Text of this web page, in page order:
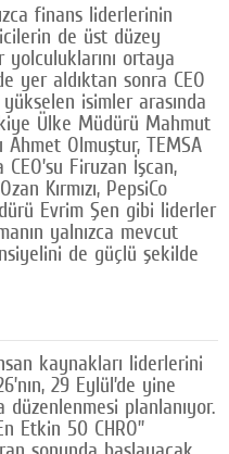
finans liderlerinin
de üst düzey
ortaya
yer aldıktan sonra CEO
isimler arasında
Ülke Müdürü Mahmut
Ahmet Olmuştur, TEMSA
CEO’su Firuzan İşcan,
Kırmızı, PepsiCo
Evrim Şen gibi liderler
yalnızca mevcut
de güçlü şekilde
kaynakları liderlerini
29 Eylül’de yine
planlanıyor.
Etkin 50 CHRO”